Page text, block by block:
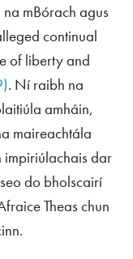
mBórach agus
continual
of liberty and
. Ní raibh na
amháin,
maireachtála
impiriúlachais dar
do bholscairí
Theas chun